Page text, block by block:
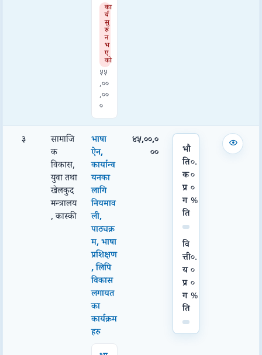
का
र्य
सु
रु
न
भ
ए
को
५५
,००
,००
०
३
सामाजि
क
विकास,
युवा तथा
खेलकुद
मन्त्रालय
, कास्की
भाषा
ऐन,
कार्यान्व
यनका
लागि
नियमाव
ली,
पाठ्यक्र
म, भाषा
प्रशिक्षण
, लिपि
विकास
लगायत
का
कार्यक्रम
हरु
४५,००,०
००
भौ
ति
क
प्र
ग
ति
०.
०
०
%
वि
त्ती
य
प्र
ग
ति
०.
०
०
%